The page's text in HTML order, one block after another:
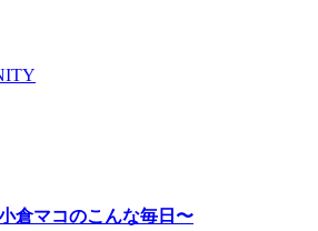
倉マコのこんな毎日〜